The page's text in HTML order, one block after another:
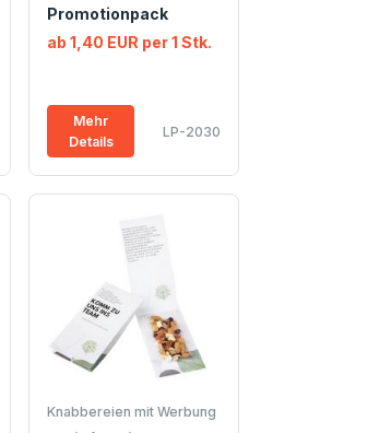
Promotionpack
ab 1,40 EUR per 1 Stk.
Mehr
Details
LP-2030
Knabbereien mit Werbung